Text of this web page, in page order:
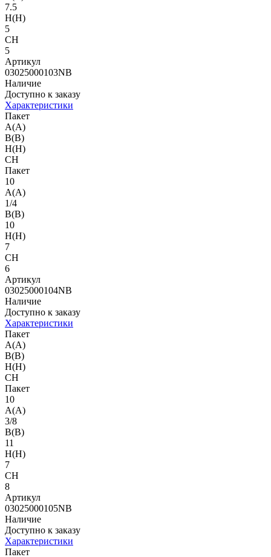
7.5
H(H)
5
CH
5
Артикул
03025000103NB
Наличие
Доступно к заказу
Характеристики
Пакет
A(A)
B(B)
H(H)
CH
Пакет
10
A(A)
1/4
B(B)
10
H(H)
7
CH
6
Артикул
03025000104NB
Наличие
Доступно к заказу
Характеристики
Пакет
A(A)
B(B)
H(H)
CH
Пакет
10
A(A)
3/8
B(B)
11
H(H)
7
CH
8
Артикул
03025000105NB
Наличие
Доступно к заказу
Характеристики
Пакет